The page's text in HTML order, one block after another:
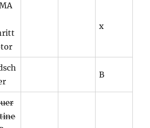
x
B